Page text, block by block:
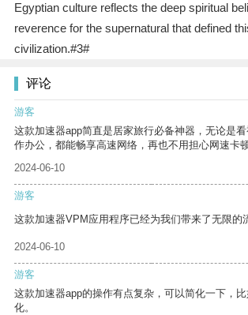
Egyptian culture reflects the deep spiritual
reverence for the supernatural that defined
civilization.#3#
评论
游客
这款加速器app简直是居家旅行必备神器，无论是
作办公，都能畅享高速网络，再也不用担心网速卡顿
2024-06-10
游客
这款加速器VPM应用程序已经为我们带来了无限的
2024-06-10
游客
这款加速器app的操作有点复杂，可以简化一下，
化。